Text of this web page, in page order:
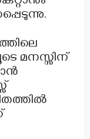
മനസ്സിന്